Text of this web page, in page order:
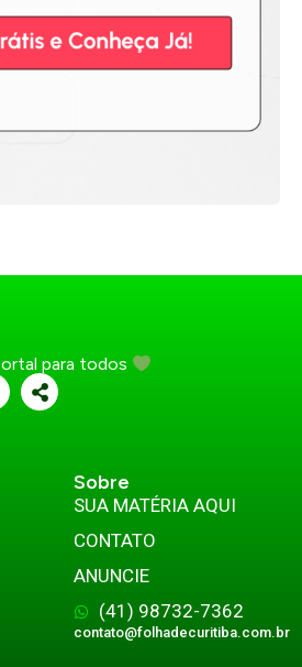
para todos
Sobre
SUA MATÉRIA AQUI
CONTATO
ANUNCIE
(41) 98732-7362
contato@folhadecuritiba.com.br